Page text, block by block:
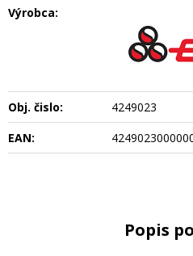
Výrobca:
Obj. čislo:
4249023
EAN:
Popis